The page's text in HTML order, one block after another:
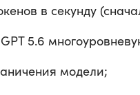
в секунду
5.6
модели;